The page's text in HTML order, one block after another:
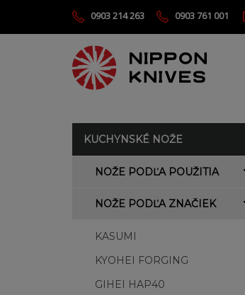
0903 214 263 0903 761 001
KUCHYNSKÉ NOŽE
NOŽE PODĽA POUŽITIA
NOŽE PODĽA ZNAČIEK
KASUMI
KYOHEI FORGING
GIHEI HAP40